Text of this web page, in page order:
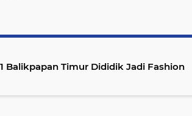
Timur Dididik Jadi Fashion